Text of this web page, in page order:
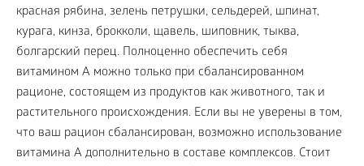
красная рябина, зелень петрушки, сельдерей, шпинат,
курага, кинза, брокколи, щавель, шиповник, тыква,
болгарский перец. Полноценно обеспечить себя
витамином А можно только при сбалансированном
рационе, состоящем из продуктов как животного, так и
растительного происхождения. Если вы не уверены в том,
что ваш рацион сбалансирован, возможно использование
витамина А дополнительно в составе комплексов. Стоит